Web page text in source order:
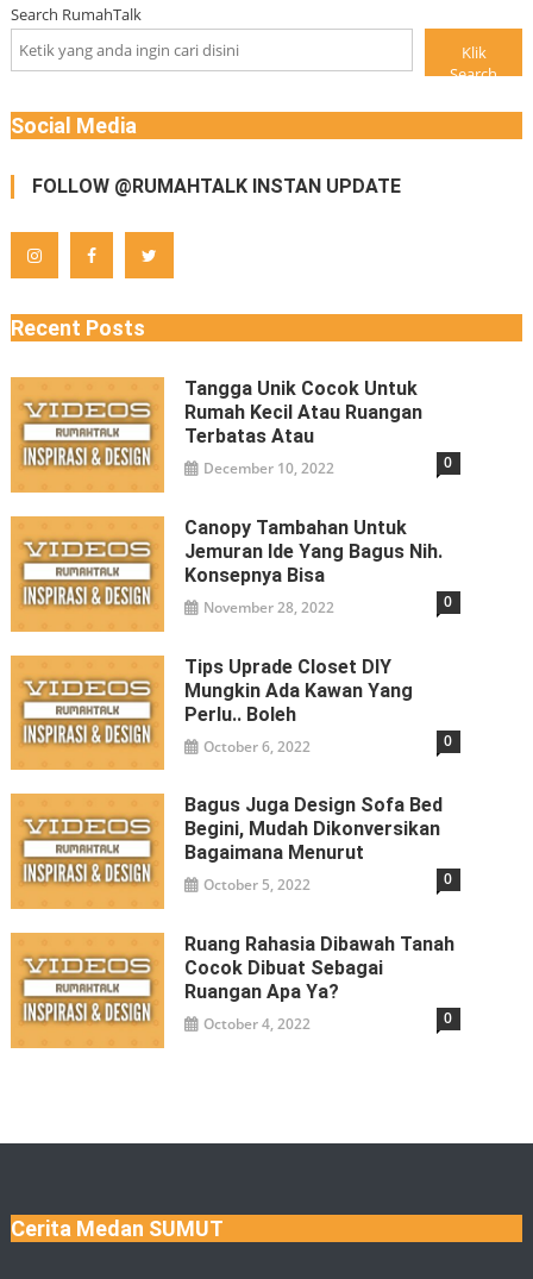
Search RumahTalk
Klik
Search
Social Media
FOLLOW @RUMAHTALK INSTAN UPDATE
Recent Posts
Tangga Unik Cocok Untuk
Rumah Kecil Atau Ruangan
Terbatas Atau
December 10, 2022 0
Canopy Tambahan Untuk
Jemuran Ide Yang Bagus Nih.
Konsepnya Bisa
November 28, 2022 0
Tips Uprade Closet DIY
Mungkin Ada Kawan Yang
Perlu.. Boleh
October 6, 2022 0
Bagus Juga Design Sofa Bed
Begini, Mudah Dikonversikan
Bagaimana Menurut
October 5, 2022 0
Ruang Rahasia Dibawah Tanah
Cocok Dibuat Sebagai
Ruangan Apa Ya?
October 4, 2022 0
Cerita Medan SUMUT